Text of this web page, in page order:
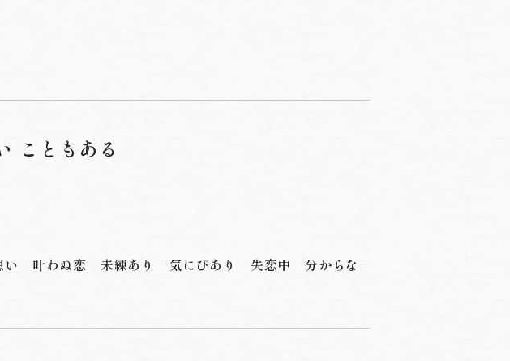
こともある
い 叶わぬ恋 未練あり 気にぴあり 失恋中
分からな